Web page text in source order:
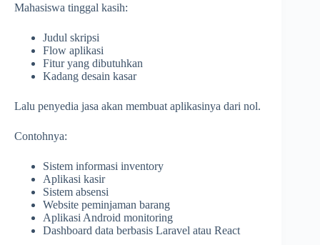
Mahasiswa tinggal kasih:
Judul skripsi
Flow aplikasi
Fitur yang dibutuhkan
Kadang desain kasar
Lalu penyedia jasa akan membuat aplikasinya dari nol.
Contohnya:
Sistem informasi inventory
Aplikasi kasir
Sistem absensi
Website peminjaman barang
Aplikasi Android monitoring
Dashboard data berbasis Laravel atau React